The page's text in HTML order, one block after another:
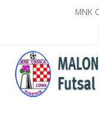
MNK